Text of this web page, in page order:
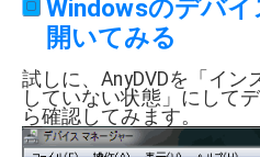
Windowsのデバ
開いてみる
試しに、AnyDVDを「イ
していない状態」にして
ら確認してみます。